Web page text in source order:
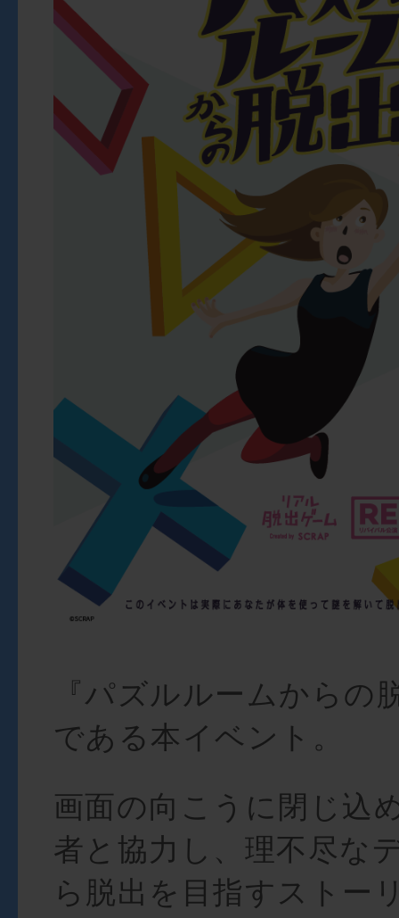
『パズルルームからの
である本イベント。
画面の向こうに閉じ込
者と協力し、理不尽な
ら脱出を目指すストー